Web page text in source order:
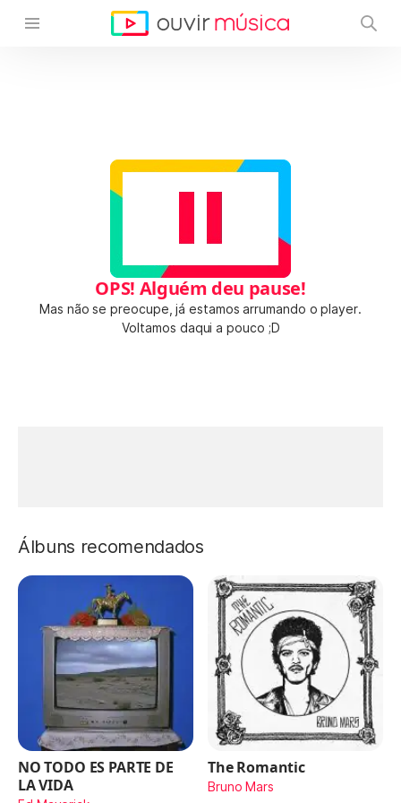
OPS! Alguém deu pause!
Mas não se preocupe, já estamos arrumando o player.
Voltamos daqui a pouco ;D
Álbuns recomendados
NO TODO ES PARTE DE
LA VIDA
The Romantic
Bruno Mars